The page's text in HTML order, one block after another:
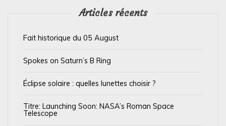
Articles récents
Fait historique du 05 August
Spokes on Saturn’s B Ring
Éclipse solaire : quelles lunettes choisir ?
Titre: Launching Soon: NASA’s Roman Space
Telescope